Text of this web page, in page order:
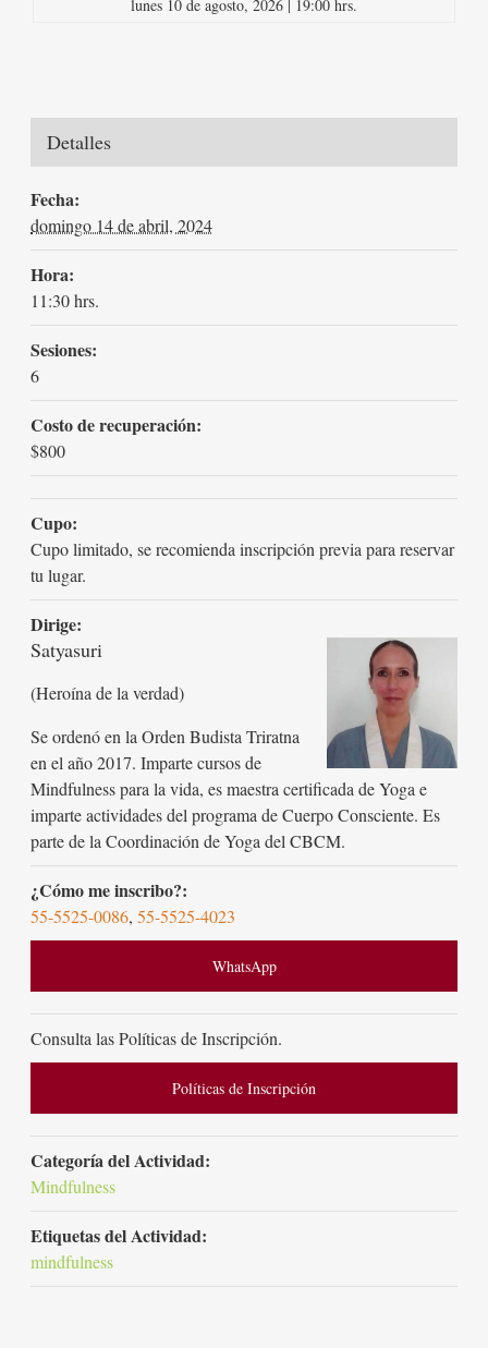
lunes 10 de agosto, 2026 | 19:00 hrs.
Detalles
Fecha:
domingo 14 de abril, 2024
Hora:
11:30 hrs.
Sesiones:
6
Costo de recuperación:
$800
Cupo:
Cupo limitado, se recomienda inscripción previa para reservar
tu lugar.
Dirige:
Satyasuri
(Heroína de la verdad)
Se ordenó en la Orden Budista Triratna
en el año 2017. Imparte cursos de
Mindfulness para la vida, es maestra certificada de Yoga e
imparte actividades del programa de Cuerpo Consciente. Es
parte de la Coordinación de Yoga del CBCM.
¿Cómo me inscribo?:
55-5525-0086,55-5525-4023
WhatsApp
Consulta las Políticas de Inscripción.
Políticas de Inscripción
Categoría del Actividad:
Mindfulness
Etiquetas del Actividad:
mindfulness